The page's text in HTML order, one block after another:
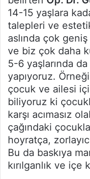
14-15 yaşlara
talepleri ve
aslında çok
ve biz çok daha
5-6 yaşlarında
yapıyoruz.
çocuk ve ailesi
biliyoruz ki
karşı acımasız
çağındaki
hoyratça,
Bu da baskıya
kırılganlık ve içe